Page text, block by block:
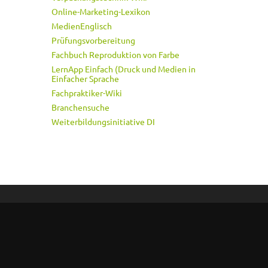
Online-Marketing-Lexikon
MedienEnglisch
Prüfungsvorbereitung
Fachbuch Reproduktion von Farbe
LernApp Einfach (Druck und Medien in
Einfacher Sprache
Fachpraktiker-Wiki
Branchensuche
Weiterbildungsinitiative DI